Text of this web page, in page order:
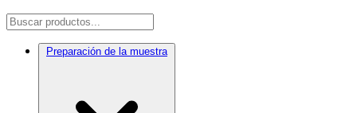
Preparación de la muestra